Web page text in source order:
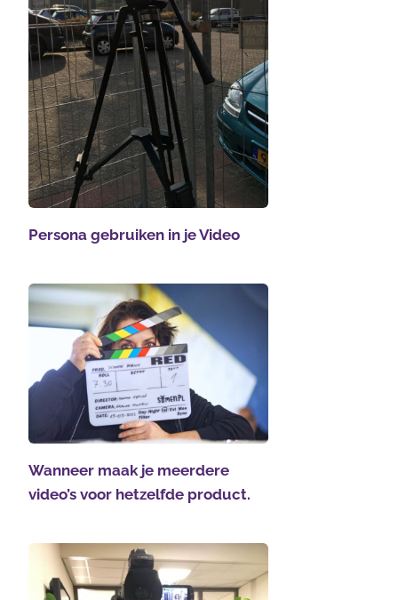
Persona gebruiken in je Video
Wanneer maak je meerdere
video’s voor hetzelfde product.